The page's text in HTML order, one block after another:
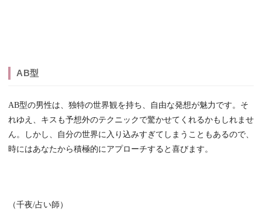
AB型
AB型の男性は、独特の世界観を持ち、自由な発想が魅力です。そ
れゆえ、キスも予想外のテクニックで驚かせてくれるかもしれませ
ん。しかし、自分の世界に入り込みすぎてしまうこともあるので、
時にはあなたから積極的にアプローチすると喜びます。
（千夜/占い師）